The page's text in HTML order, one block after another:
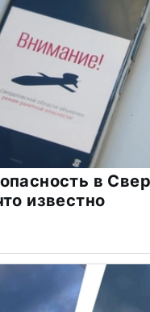
в
известно